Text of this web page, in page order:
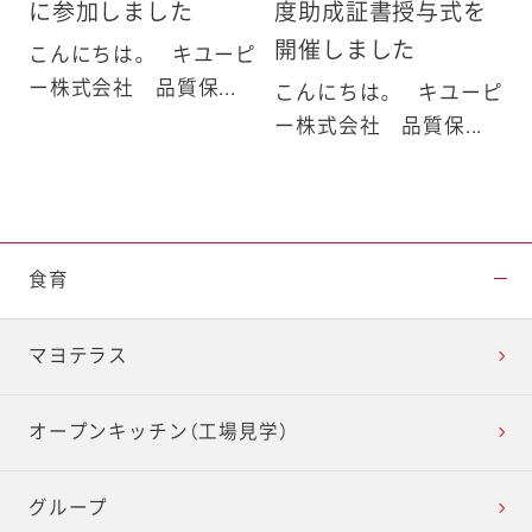
に参加しました
こんにちは。 キユーピ
ー株式会社 品質保...
度助成証書授与式を
開催しました
こんにちは。 キユーピ
ー株式会社 品質保...
食育
マヨテラス
オープンキッチン（工場見学）
グループ